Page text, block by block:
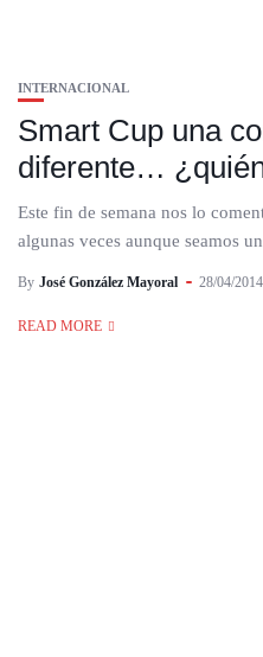
INTERNACIONAL
Smart Cup una
diferente…
Este fin de semana nos lo
algunas veces aunque seamos
By José González Mayoral 28/04/2014
READ MORE